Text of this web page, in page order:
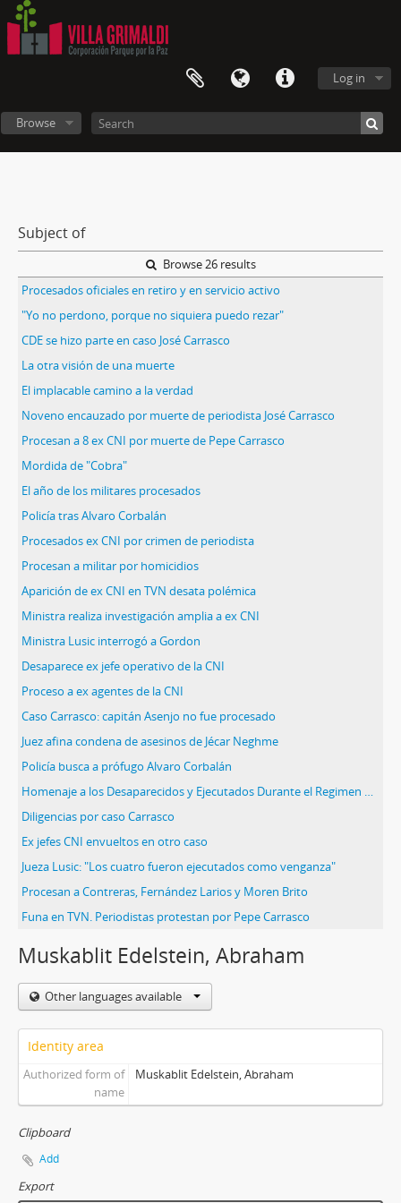
Log in
Browse
Subject of
Browse 26 results
Procesados oficiales en retiro y en servicio activo
"Yo no perdono, porque no siquiera puedo rezar"
CDE se hizo parte en caso José Carrasco
La otra visión de una muerte
El implacable camino a la verdad
Noveno encauzado por muerte de periodista José Carrasco
Procesan a 8 ex CNI por muerte de Pepe Carrasco
Mordida de "Cobra"
El año de los militares procesados
Policía tras Alvaro Corbalán
Procesados ex CNI por crimen de periodista
Procesan a militar por homicidios
Aparición de ex CNI en TVN desata polémica
Ministra realiza investigación amplia a ex CNI
Ministra Lusic interrogó a Gordon
Desaparece ex jefe operativo de la CNI
Proceso a ex agentes de la CNI
Caso Carrasco: capitán Asenjo no fue procesado
Juez afina condena de asesinos de Jécar Neghme
Policía busca a prófugo Alvaro Corbalán
Homenaje a los Desaparecidos y Ejecutados Durante el Regimen Militar
Diligencias por caso Carrasco
Ex jefes CNI envueltos en otro caso
Jueza Lusic: "Los cuatro fueron ejecutados como venganza"
Procesan a Contreras, Fernández Larios y Moren Brito
Funa en TVN. Periodistas protestan por Pepe Carrasco
Muskablit Edelstein, Abraham
Other languages available
Identity area
Authorized form of
name
Muskablit Edelstein, Abraham
Clipboard
Add
Export